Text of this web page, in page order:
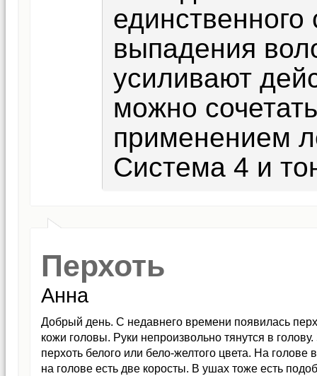
выпадения
усиливают
можно
применением
Система 4 и
Перхоть
Анна
Добрый день. С недавнего времени появилась
кожи головы. Руки непроизвольно тянутся в
перхоть белого или бело-желтого цвета. На
на голове есть две коросты. В ушах тоже есть